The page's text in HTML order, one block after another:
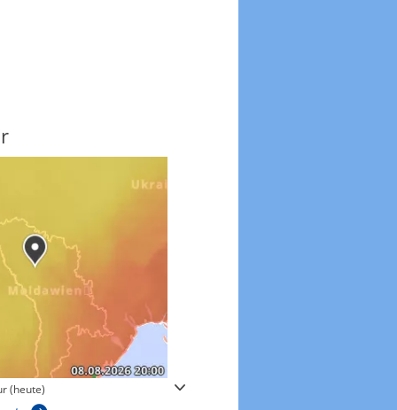
(heute) Windgeschwindigkeiten in 3h